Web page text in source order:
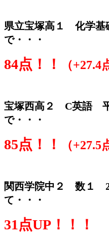
県立宝塚高１ 化学基
で・・・
84点！！ （+27.4
宝塚西高２ C英語 平
で・・・
85点！！ （+27.5
関西学院中２ 数１
て・・・
31点UP！！！